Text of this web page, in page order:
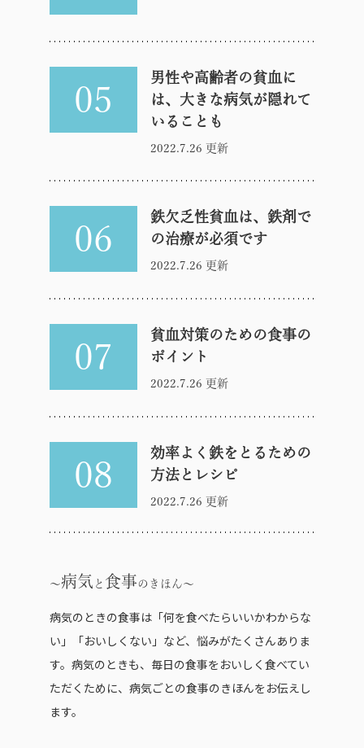
05
男性や高齢者の貧血に
は、大きな病気が隠れて
いることも
2022.7.26 更新
06
鉄欠乏性貧血は、鉄剤で
の治療が必須です
2022.7.26 更新
07
貧血対策のための食事の
ポイント
2022.7.26 更新
08
効率よく鉄をとるための
方法とレシピ
2022.7.26 更新
病気 と 食事のきほん
病気のときの食事は「何を食べたらいいかわからな
い」「おいしくない」など、悩みがたくさんありま
す。病気のときも、毎日の食事をおいしく食べてい
ただくために、病気ごとの食事のきほんをお伝えし
ます。